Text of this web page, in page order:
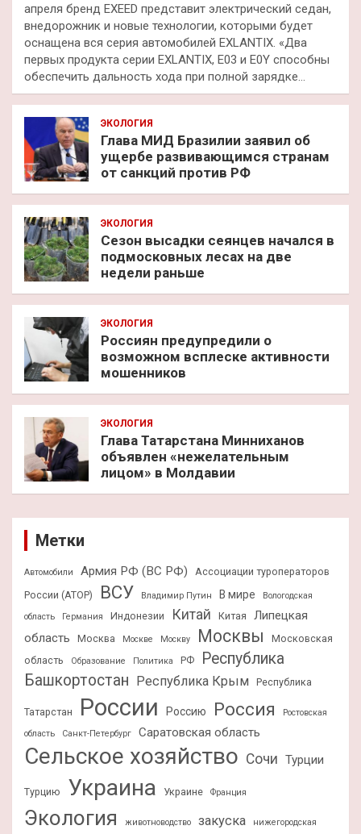
апреля бренд EXEED представит электрический седан,
внедорожник и новые технологии, которыми будет
оснащена вся серия автомобилей EXLANTIX. «Два
первых продукта серии EXLANTIX, E03 и E0Y способны
обеспечить дальность хода при полной зарядке…
ЭКОЛОГИЯ
Глава МИД Бразилии заявил об
ущербе развивающимся странам
от санкций против РФ
ЭКОЛОГИЯ
Сезон высадки сеянцев начался в
подмосковных лесах на две
недели раньше
ЭКОЛОГИЯ
Россиян предупредили о
возможном всплеске активности
мошенников
ЭКОЛОГИЯ
Глава Татарстана Минниханов
объявлен «нежелательным
лицом» в Молдавии
Метки
Автомобили Армия РФ (ВС РФ)
Ассоциации туроператоров
России (АТОР)
ВСУ Владимир Путин В мире
Вологодская
область
Германия Индонезии Китай Китая
Липецкая
область
Москва Москве Москву Москвы
Московская
область
Образование Политика РФ
Республика
Башкортостан
Республика Крым Республика
Татарстан России Россию Россия
Ростовская
область
Санкт-Петербург Саратовская область
Сельское хозяйство Сочи Турции
Турцию Украина Украине Франция
Экология животноводство закуска нижегородская